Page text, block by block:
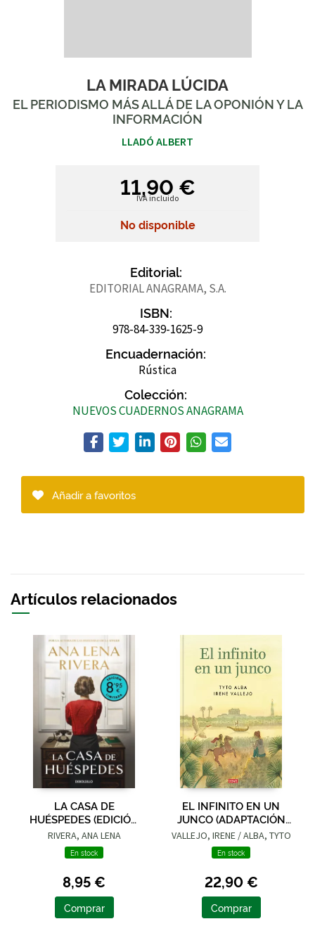
LA MIRADA LÚCIDA
EL PERIODISMO MÁS ALLÁ DE LA OPONIÓN Y LA
INFORMACIÓN
LLADÓ ALBERT
11,90 €
IVA incluido
No disponible
Editorial:
EDITORIAL ANAGRAMA, S.A.
ISBN:
978-84-339-1625-9
Encuadernación:
Rústica
Colección:
NUEVOS CUADERNOS ANAGRAMA
Añadir a favoritos
Artículos relacionados
LA CASA DE
HUÉSPEDES (EDICIÓN
LIMITADA · VERANO)
RIVERA, ANA LENA
En stock
8,95 €
Comprar
EL INFINITO EN UN
JUNCO (ADAPTACIÓN
GRÁFICA)
VALLEJO, IRENE / ALBA, TYTO
En stock
22,90 €
Comprar